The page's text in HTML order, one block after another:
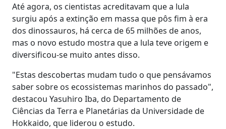
Até agora, os cientistas acreditavam que a lula
surgiu após a extinção em massa que pôs fim à era
dos dinossauros, há cerca de 65 milhões de anos,
mas o novo estudo mostra que a lula teve origem e
diversificou-se muito antes disso.
"Estas descobertas mudam tudo o que pensávamos
saber sobre os ecossistemas marinhos do passado",
destacou Yasuhiro Iba, do Departamento de
Ciências da Terra e Planetárias da Universidade de
Hokkaido, que liderou o estudo.